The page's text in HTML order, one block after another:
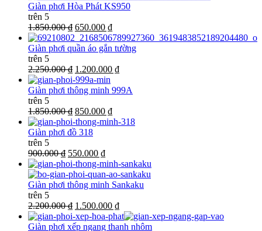
Giàn phơi Hòa Phát KS950
trên 5
1.850.000 ₫ 650.000 ₫
Giàn phơi quần áo gắn tường
trên 5
2.250.000 ₫ 1.200.000 ₫
Giàn phơi thông minh 999A
trên 5
1.850.000 ₫ 850.000 ₫
Giàn phơi đồ 318
trên 5
900.000 ₫ 550.000 ₫
Giàn phơi thông minh Sankaku
trên 5
2.200.000 ₫ 1.500.000 ₫
Giàn phơi xếp ngang thanh nhôm